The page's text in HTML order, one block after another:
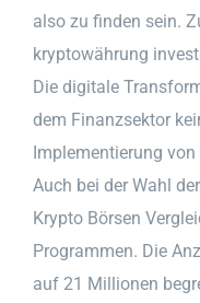
also zu finden sein.
kryptowährung
Die digitale
dem Finanzsektor
Implementierung
Auch bei der Wahl
Krypto Börsen
Programmen. Die
auf 21 Millionen